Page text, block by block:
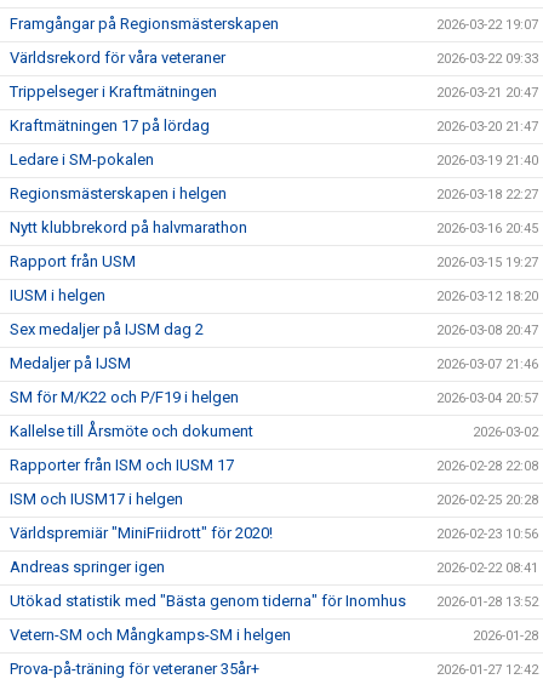
Framgångar på Regionsmästerskapen 2026-03-22 19:07
Världsrekord för våra veteraner 2026-03-22 09:33
Trippelseger i Kraftmätningen 2026-03-21 20:47
Kraftmätningen 17 på lördag 2026-03-20 21:47
Ledare i SM-pokalen 2026-03-19 21:40
Regionsmästerskapen i helgen 2026-03-18 22:27
Nytt klubbrekord på halvmarathon 2026-03-16 20:45
Rapport från USM 2026-03-15 19:27
IUSM i helgen 2026-03-12 18:20
Sex medaljer på IJSM dag 2 2026-03-08 20:47
Medaljer på IJSM 2026-03-07 21:46
SM för M/K22 och P/F19 i helgen 2026-03-04 20:57
Kallelse till Årsmöte och dokument 2026-03-02
Rapporter från ISM och IUSM 17 2026-02-28 22:08
ISM och IUSM17 i helgen 2026-02-25 20:28
Världspremiär "MiniFriidrott" för 2020! 2026-02-23 10:56
Andreas springer igen 2026-02-22 08:41
Utökad statistik med "Bästa genom tiderna" för Inomhus 2026-01-28 13:52
Vetern-SM och Mångkamps-SM i helgen 2026-01-28
Prova-på-träning för veteraner 35år+ 2026-01-27 12:42